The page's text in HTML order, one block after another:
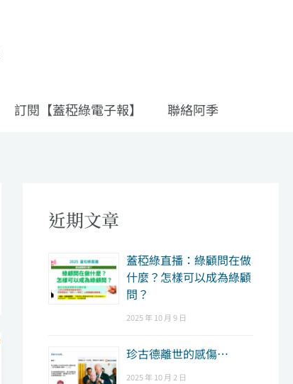
訂閱【蓋稏綠電子報】 聯絡阿季
近期文章
​蓋稏綠直播：綠顧問在做
什麼？怎樣可以成為綠顧
問？
2025 年 10 月 9 日
珍古德離世的感傷…
2025 年 10 月 2 日